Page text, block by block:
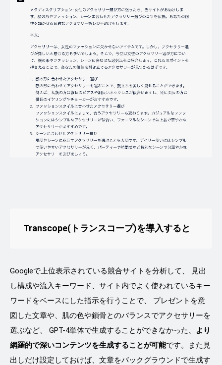
Transcope(トランスコープ)を導入すると
Googleで上位表示されている競合サイトを分析して、 見出
し構成や流入キーワード、サイト内でよく使われているキー
ワードをベースにした指示を行うことで、 プレゼントを意
図した文章や、肌の色や鎖骨とのバランスでアクセサリーを
選ぶなど、 GPT-4単体で生成することができなかった、
より
網羅的で深いコンテンツを生成することが可能です。また見
出しだけ設定しておけば、文章をバックグラウンドで生成す